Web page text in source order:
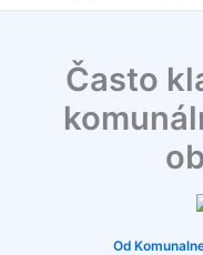
Často
Od